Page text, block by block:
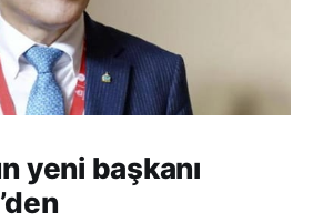
yeni başkanı